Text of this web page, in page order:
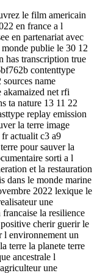
le film americain
en france a l
en partenariat avec
publie le 30 12
has transcription true
contenttype
name
net rfi
ta nature 13 11 22
replay emission
la terre image
actualit c3 a9
pour sauver la
sorti a l
et la restauration
dans le monde marine
2022 lexique le
une
la resilience
cherir guerir le
l environnement un
terre la planete terre
ancestrale l
une